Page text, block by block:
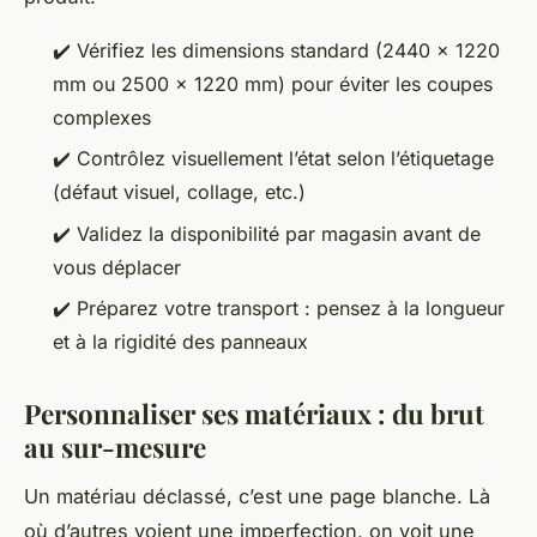
✔️ Vérifiez les dimensions standard (2440 x 1220
mm ou 2500 x 1220 mm) pour éviter les coupes
complexes
✔️ Contrôlez visuellement l’état selon l’étiquetage
(défaut visuel, collage, etc.)
✔️ Validez la disponibilité par magasin avant de
vous déplacer
✔️ Préparez votre transport : pensez à la longueur
et à la rigidité des panneaux
Personnaliser ses matériaux : du brut
au sur-mesure
Un matériau déclassé, c’est une page blanche. Là
où d’autres voient une imperfection, on voit une